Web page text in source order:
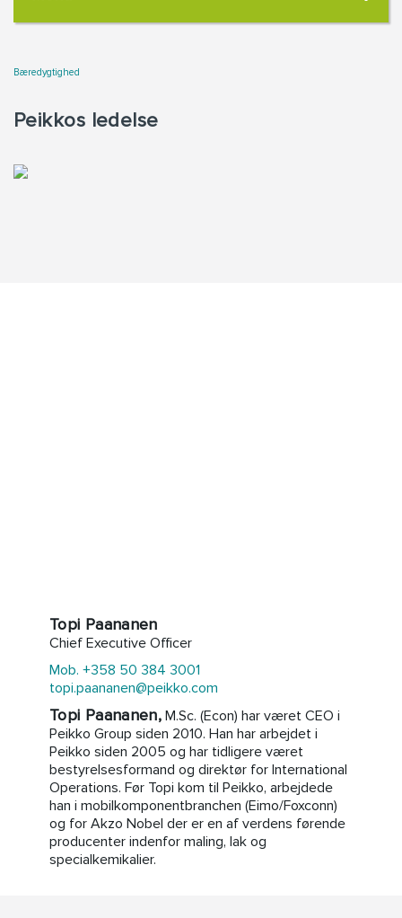
Bæredygtighed
Peikkos ledelse
Topi Paananen
Chief Executive Officer
Mob. +358 50 384 3001
topi.paananen@peikko.com
Topi Paananen, M.Sc. (Econ) har været CEO i
Peikko Group siden 2010. Han har arbejdet i
Peikko siden 2005 og har tidligere været
bestyrelsesformand og direktør for International
Operations. Før Topi kom til Peikko, arbejdede
han i mobilkomponentbranchen (Eimo/Foxconn)
og for Akzo Nobel der er en af verdens førende
producenter indenfor maling, lak og
specialkemikalier.